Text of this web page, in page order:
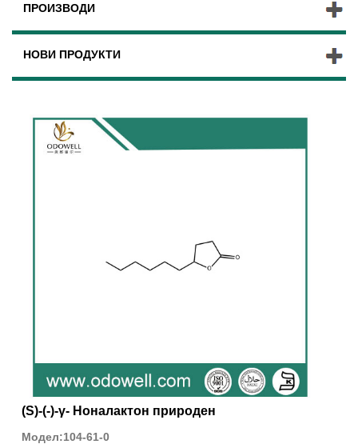
ПРОИЗВОДИ
НОВИ ПРОДУКТИ
(S)-(-)-γ- Ноналактон природен
Модел:104-61-0